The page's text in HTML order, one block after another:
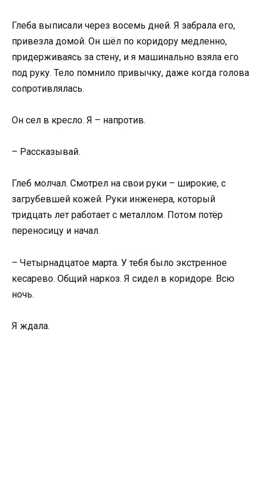
Глеба выписали через восемь дней. Я забрала его,
привезла домой. Он шёл по коридору медленно,
придерживаясь за стену, и я машинально взяла его
под руку. Тело помнило привычку, даже когда голова
сопротивлялась.
Он сел в кресло. Я – напротив.
– Рассказывай.
Глеб молчал. Смотрел на свои руки – широкие, с
загрубевшей кожей. Руки инженера, который
тридцать лет работает с металлом. Потом потёр
переносицу и начал.
– Четырнадцатое марта. У тебя было экстренное
кесарево. Общий наркоз. Я сидел в коридоре. Всю
ночь.
Я ждала.